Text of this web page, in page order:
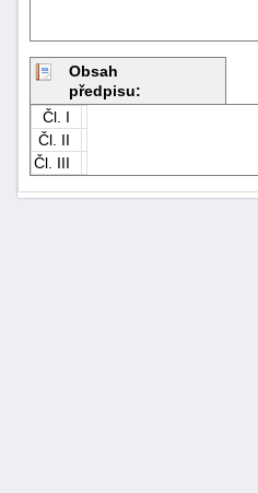
Obsah
předpisu:
Čl. I
Čl. II
Čl. III